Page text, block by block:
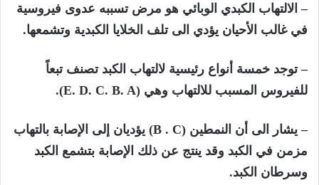
– الالتهاب الكبدي الوبائي هو مرض تسببه عدوى فيروسية
في غالب الأحيان يؤدي الى تلف الخلايا الكبدية وتشمعها.
– توجد خمسة أنواع رئيسية لالتهاب الكبد تصنف تبعاً
للفيروس المسبب للالتهاب وهي (E. D. C. B. A).
– يشار الى أن النمطين (B . C) يؤديان إلى الإصابة بالتهاب
مزمن في الكبد وقد ينتج عن ذلك الإصابة بتشمع الكبد
وسرطان الكبد.